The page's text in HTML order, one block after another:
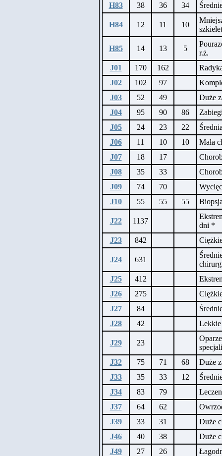
H83
38 36 34
H84 12 11 10
H85 14 13 5
r.ż.
J01
170 162
J02
102 97
J03
52 49
Duże
J04
95 90 86
J05
24 23 22
J06
11 10 10
Mała
J07
18 17
J08
35 33
J09
74 70
J10
55 55 55
J22 1137
dni *
J23
842
J24 631
J25
412
J26
275
J27
84
J28
42 Lekkie
J29 23
J32
75 71 68
Duże
J33
35 33 12
J34
83 79
J37
64 62
J39
33 31
Duże
J46
40 38
Duże
J49
27 26